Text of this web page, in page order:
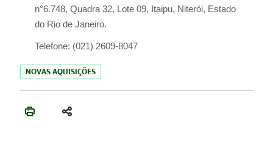
n°6.748, Quadra 32, Lote 09, Itaipu, Niterói, Estado
do Rio de Janeiro.
Telefone: (021) 2609-8047
NOVAS AQUISIÇÕES